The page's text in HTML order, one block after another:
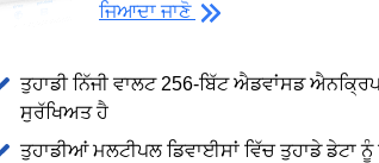
ਜਿਆਦਾ ਜਾਣੋ
ਤੁਹਾਡੀ ਨਿੱਜੀ ਵਾਲਟ 256-ਬਿੱਟ ਐਡਵਾਂਸਡ
ਸੁਰੱਖਿਅਤ ਹੈ
ਤੁਹਾਡੀਆਂ ਮਲਟੀਪਲ ਡਿਵਾਈਸਾਂ ਵਿੱਚ ਤੁਹਾਡੇ ਡੇਟਾ